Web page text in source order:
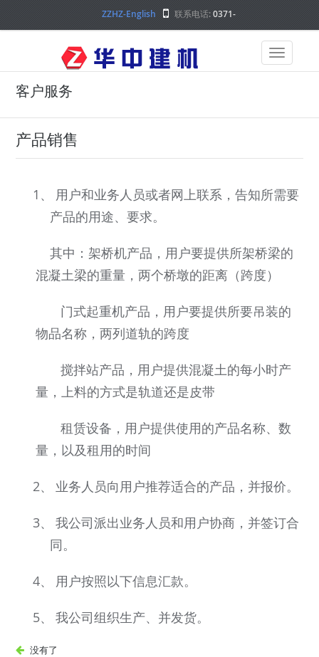
ZZHZ-English 联系电话:0371-
客户服务
产品销售
1、
用户和业务人员或者网上联系，告知所需要
产品的用途、要求。
其中：架桥机产品，用户要提供所架桥梁的
混凝土梁的重量，两个桥墩的距离（跨度）
门式起重机产品，用户要提供所要吊装的
物品名称，两列道轨的跨度
搅拌站产品，用户提供混凝土的每小时产
量，上料的方式是轨道还是皮带
租赁设备，用户提供使用的产品名称、数
量，以及租用的时间
2、 业务人员向用户推荐适合的产品，并报价。
3、
我公司派出业务人员和用户协商，并签订合
同。
4、 用户按照以下信息汇款。
5、 我公司组织生产、并发货。
没有了